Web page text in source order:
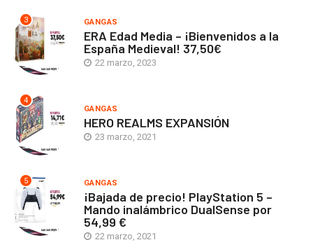
3 GANGAS
ERA Edad Media – ¡Bienvenidos a la
España Medieval! 37,50€
22 marzo, 2023
4
GANGAS
HERO REALMS EXPANSIÓN
23 marzo, 2021
5 GANGAS
¡Bajada de precio! PlayStation 5 –
Mando inalámbrico DualSense por
54,99 €
22 marzo, 2021